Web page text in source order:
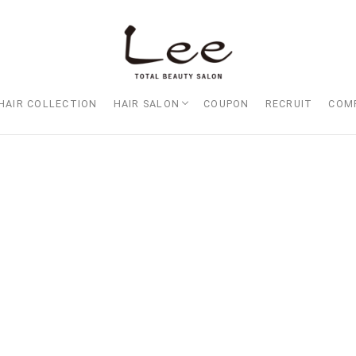
COLLECTION HAIR SALON
Lee大阪店
Lee梅田店
Lee京橋店
Lee堀江店
Lee四ツ橋店
Lee天王寺店
Lee上新庄Vita店
Lee東三国店
Lee布施店
Lee枚方店
HARBOR （ハーバー）
Lee尼崎店
Lee甲子園店
COUPON RECRUIT